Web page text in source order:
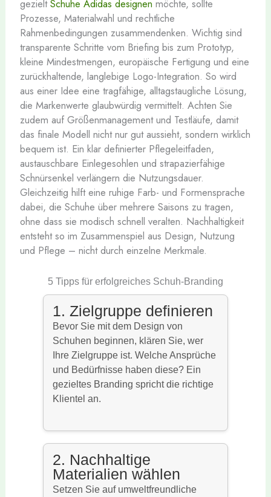
gezieltSchuhe Adidas designen möchte, sollte
Prozesse, Materialwahl und rechtliche
Rahmenbedingungen zusammendenken. Wichtig sind
transparente Schritte vom Briefing bis zum Prototyp,
kleine Mindestmengen, europäische Fertigung und eine
zurückhaltende, langlebige Logo-Integration. So wird
aus einer Idee eine tragfähige, alltagstaugliche Lösung,
die Markenwerte glaubwürdig vermittelt. Achten Sie
zudem auf Größenmanagement und Testläufe, damit
das finale Modell nicht nur gut aussieht, sondern wirklich
bequem ist. Ein klar definierter Pflegeleitfaden,
austauschbare Einlegesohlen und strapazierfähige
Schnürsenkel verlängern die Nutzungsdauer.
Gleichzeitig hilft eine ruhige Farb- und Formensprache
dabei, die Schuhe über mehrere Saisons zu tragen,
ohne dass sie modisch schnell veralten. Nachhaltigkeit
entsteht so im Zusammenspiel aus Design, Nutzung
und Pflege – nicht durch einzelne Merkmale.
5 Tipps für erfolgreiches Schuh-Branding
1. Zielgruppe definieren
Bevor Sie mit dem Design von
Schuhen beginnen, klären Sie, wer
Ihre Zielgruppe ist. Welche Ansprüche
und Bedürfnisse haben diese? Ein
gezieltes Branding spricht die richtige
Klientel an.
2. Nachhaltige
Materialien wählen
Setzen Sie auf umweltfreundliche